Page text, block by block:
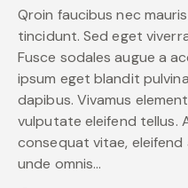
Qroin faucibus nec
tincidunt. Sed eget
Fusce sodales augue a
ipsum eget blandit
dapibus. Vivamus
vulputate eleifend tellus.
consequat vitae, eleifend
unde omnis…